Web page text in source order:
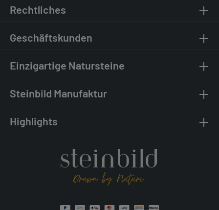
Rechtliches
Geschäftskunden
Einzigartige Natursteine
Steinbild Manufaktur
Highlights